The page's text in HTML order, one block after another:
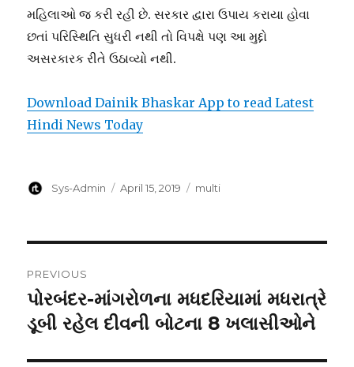
મહિલાઓ જ કરી રહી છે. સરકાર દ્વારા ઉપાય કરાયા હોવા
છતાં પરિસ્થિતિ સુધરી નથી તો વિપક્ષે પણ આ મુદ્દો
અસરકારક રીતે ઉઠાવ્યો નથી.
Download Dainik Bhaskar App to read Latest
Hindi News Today
Author
Sys-Admin
Posted
April 15, 2019 Categories
multi
navigation
PREVIOUS
Previous
post:
પોરબંદર-માંગરોળના મધદરિયામાં મધરાત્રે
ડૂબી રહેલ દીવની બોટના 8 ખલાસીઓને